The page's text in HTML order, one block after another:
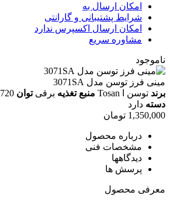
امکان ارسال به
شرایط پشتیبانی و گارانتی
امکان ارسال اکسپرس ندارد
مشاوره سریع
ناموجود
مینی فرز توسن مدل 3071SA
برند توسن ا Tosan منبع تغذیه برقی توان 720 وات
دسته دارد
1,350,000 تومان
درباره محصول
مشخصات فنی
دیدگاهها
پرسش ها
معرفی محصول